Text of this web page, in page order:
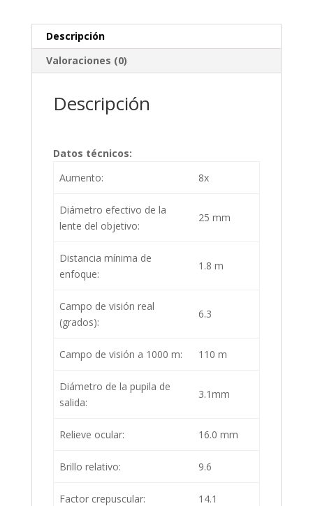
Descripción
Valoraciones (0)
Descripción
Datos técnicos:
Aumento:
8x
Diámetro efectivo de la
lente del objetivo:
25 mm
Distancia mínima de
enfoque:
1.8 m
Campo de visión real
(grados):
6.3
Campo de visión a 1000 m: 110 m
Diámetro de la pupila de
salida:
3.1mm
Relieve ocular: 16.0 mm
Brillo relativo: 9.6
Factor crepuscular: 14.1